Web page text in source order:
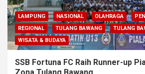
LAMPUNG NASIONAL OLAHRAGA
REGIONAL
TULANG BAWANG
TULANG
WISATA & BUDAYA
SSB Fortuna FC Raih Runner-up